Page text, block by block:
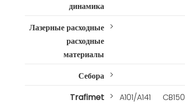
динамика
Лазерные расходные
расходные
материалы
>
Себора >
Trafimet > A101/A141 CB150